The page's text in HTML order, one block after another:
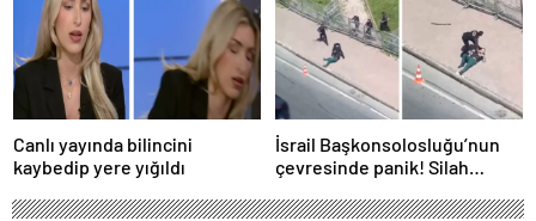
Canlı yayında bilincini
kaybedip yere yığıldı
İsrail Başkonsolosluğu’nun
çevresinde panik! Silah
açıklama geldi